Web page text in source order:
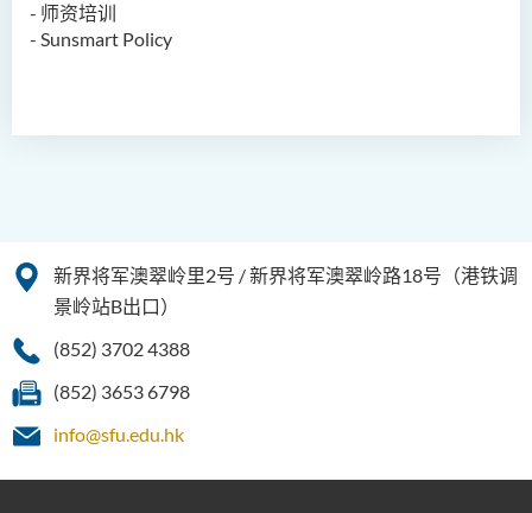
- 师资培训
- Sunsmart Policy
人文科技研究中心
2023
新界将军澳翠岭里2号 / 新界将军澳翠岭路18号（港铁调
景岭站B出口）
(852) 3702 4388
(852) 3653 6798
info@sfu.edu.hk